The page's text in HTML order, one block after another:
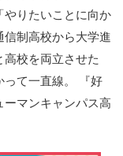
やりたいことに向か
信制高校から大学進
校を両立させた
って一直線。 『好
ーマンキャンパス高